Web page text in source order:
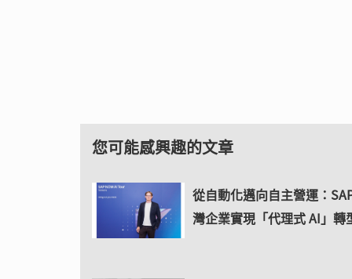
您可能感興趣的文章
從自動化邁向自主營運：
灣企業實現「代理式 AI」轉